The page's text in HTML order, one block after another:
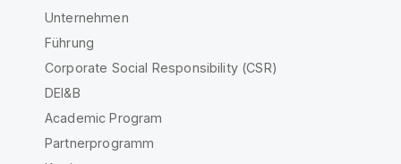
Unternehmen
Führung
Corporate Social Responsibility (CSR)
DEI&B
Academic Program
Partnerprogramm